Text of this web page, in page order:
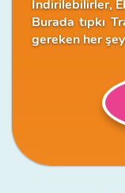
İndirilebilirler,
Burada tıpkı
gereken her